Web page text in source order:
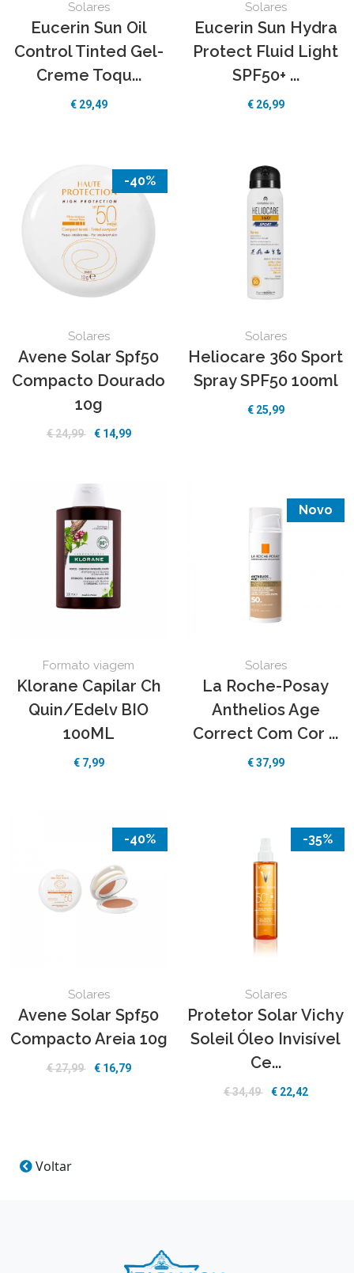
Solares
Eucerin Sun Oil
Control Tinted Gel-
Creme Toqu...
€ 29,49
Solares
Eucerin Sun Hydra
Protect Fluid Light
SPF50+ ...
€ 26,99
-40%
Solares
Avene Solar Spf50
Compacto Dourado
10g
€24,99 € 14,99
Solares
Heliocare 360 Sport
Spray SPF50 100ml
€ 25,99
Formato viagem
Klorane Capilar Ch
Quin/Edelv BIO
100ML
€ 7,99
Novo
Solares
La Roche-Posay
Anthelios Age
Correct Com Cor ...
€37,99
-40%
Solares
Avene Solar Spf50
Compacto Areia 10g
€27,99 € 16,79
-35%
Solares
Protetor Solar Vichy
Soleil Óleo Invisível
Ce...
€34,49 € 22,42
Voltar